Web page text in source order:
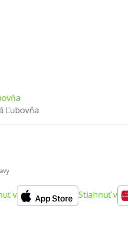
Ľubovňa
v Stiahnuť v